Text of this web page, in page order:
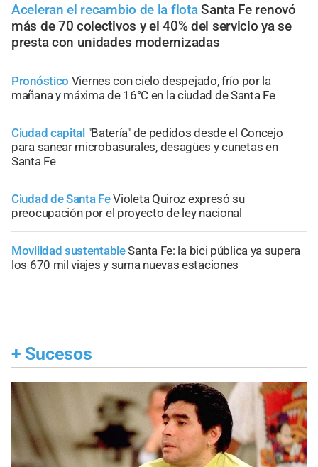
Aceleran el recambio de la flota Santa Fe renovó
más de 70 colectivos y el 40% del servicio ya se
presta con unidades modernizadas
Pronóstico Viernes con cielo despejado, frío por la
mañana y máxima de 16°C en la ciudad de Santa Fe
Ciudad capital "Batería" de pedidos desde el Concejo
para sanear microbasurales, desagües y cunetas en
Santa Fe
Ciudad de Santa FeVioleta Quiroz expresó su
preocupación por el proyecto de ley nacional
Movilidad sustentableSanta Fe: la bici pública ya supera
los 670 mil viajes y suma nuevas estaciones
+ Sucesos